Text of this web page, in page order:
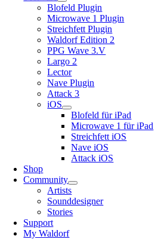
Blofeld Plugin
Microwave 1 Plugin
Streichfett Plugin
Waldorf Edition 2
PPG Wave 3.V
Largo 2
Lector
Nave Plugin
Attack 3
iOS
Blofeld für iPad
Microwave 1 für iPad
Streichfett iOS
Nave iOS
Attack iOS
Shop
Community
Artists
Sounddesigner
Stories
Support
My Waldorf